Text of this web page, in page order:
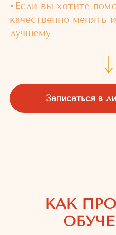
•Если вы хотите
качественно менять
лучшему
Записаться в
КАК